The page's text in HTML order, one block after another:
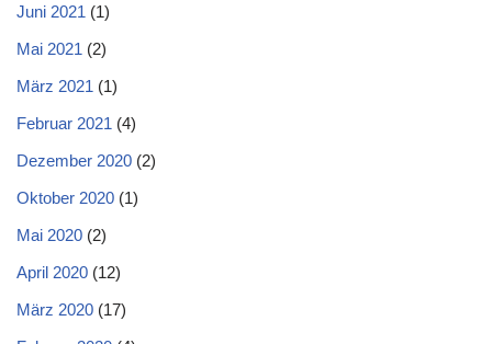
Juni 2021 (1)
Mai 2021 (2)
März 2021 (1)
Februar 2021 (4)
Dezember 2020 (2)
Oktober 2020 (1)
Mai 2020 (2)
April 2020 (12)
März 2020 (17)